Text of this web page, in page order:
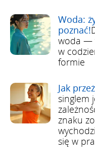
Woda:
poznać!
woda —
w
formie
Jak
singlem
znaku
się w